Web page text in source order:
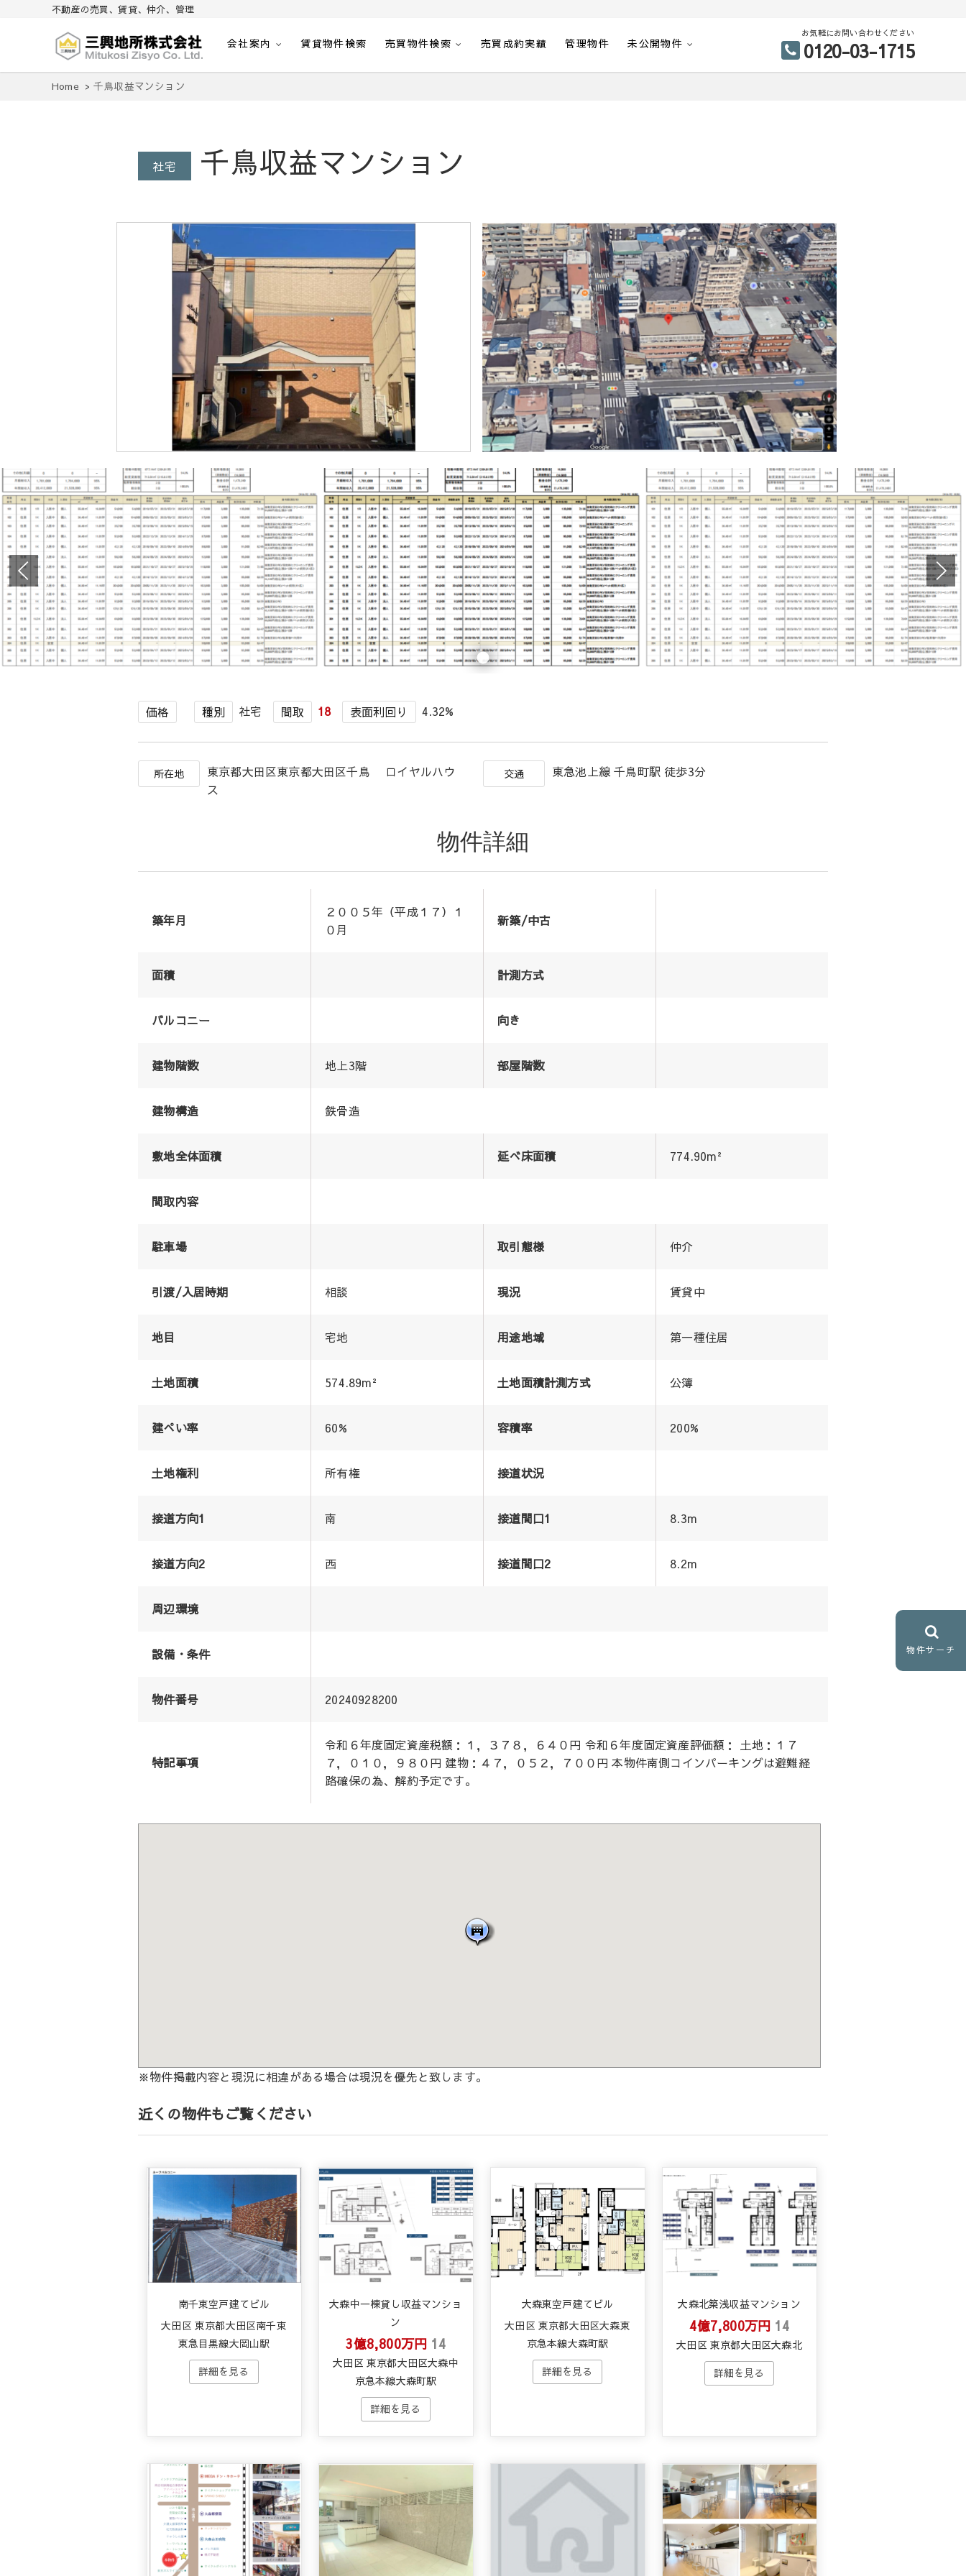
不動産の売買、賃貸、仲介、管理
三興地所株式会社
不動産の売買、賃貸、仲介、管理
会社案内 賃貸物件検索 売買物件検索 売買成約実績 管理物件 未公開物件
お気軽にお問い合わせください
0120-03-1715
Home 千鳥収益マンション
社宅 千鳥収益マンション
価格 種別 社宅 間取 18 表面利回り 4.32%
所在地
東京都大田区東京都大田区千鳥 ロイヤルハウ
ス
交通 東急池上線 千鳥町駅 徒歩3分
物件詳細
築年月
２００５年（平成１７）１
０月
新築/中古
面積 計測方式
バルコニー 向き
建物階数 地上3階 部屋階数
建物構造 鉄骨造
敷地全体面積 延べ床面積 774.90m²
間取内容
駐車場 取引態様 仲介
引渡/入居時期 相談 現況 賃貸中
地目 宅地 用途地域 第一種住居
土地面積 574.89m² 土地面積計測方式 公簿
建ぺい率 60% 容積率 200%
土地権利 所有権 接道状況
接道方向1 南 接道間口1 8.3m
接道方向2 西 接道間口2 8.2m
周辺環境
設備・条件
物件番号 20240928200
特記事項
令和６年度固定資産税額：１，３７８，６４０円 令和６年度固定資産評価額： 土地：１７
７，０１０，９８０円 建物：４７，０５２，７００円 本物件南側コインパーキングは避難経
路確保の為、解約予定です。
※物件掲載内容と現況に相違がある場合は現況を優先と致します。
近くの物件もご覧ください
南千束空戸建てビル
大田区 東京都大田区南千束
東急目黒線大岡山駅
大森中一棟貸し収益マンショ
ン
3億8,800万円 14
大田区 東京都大田区大森中
京急本線大森町駅
大森東空戸建てビル
大田区 東京都大田区大森東
京急本線大森町駅
大森北築浅収益マンション
4億7,800万円 14
大田区 東京都大田区大森北
物件サーチ